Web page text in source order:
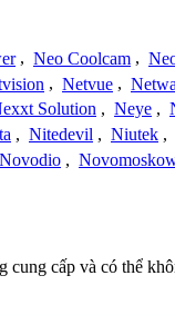
, Neo Coolcam ,
, Netvue ,
Solution , Neye ,
, Nitedevil , Niutek ,
Novodio ,
cấp và có thể